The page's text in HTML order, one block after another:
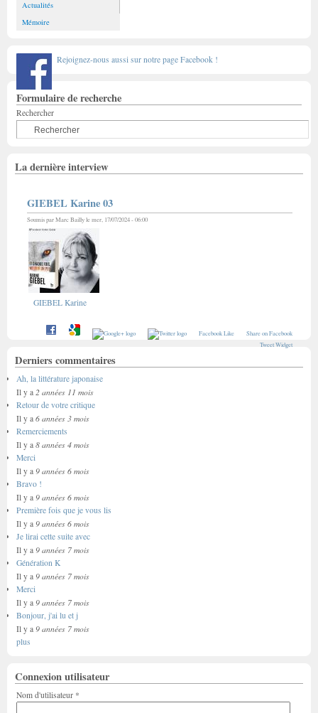
Actualités
Mémoire
Rejoignez-nous aussi sur notre page Facebook !
Formulaire de recherche
Rechercher
La dernière interview
GIEBEL Karine 03
Soumis parMarc Baillyle mer, 17/07/2024 - 06:00
GIEBEL Karine
Facebook Like
Share on Facebook
Tweet Widget
Derniers commentaires
Ah, la littérature japonaise
Il y a 2 années 11 mois
Retour de votre critique
Il y a 6 années 3 mois
Remerciements
Il y a 8 années 4 mois
Merci
Il y a 9 années 6 mois
Bravo !
Il y a 9 années 6 mois
Première fois que je vous lis
Il y a 9 années 6 mois
Je lirai cette suite avec
Il y a 9 années 7 mois
Génération K
Il y a 9 années 7 mois
Merci
Il y a 9 années 7 mois
Bonjour, j'ai lu et j
Il y a 9 années 7 mois
plus
Connexion utilisateur
Nom d'utilisateur *